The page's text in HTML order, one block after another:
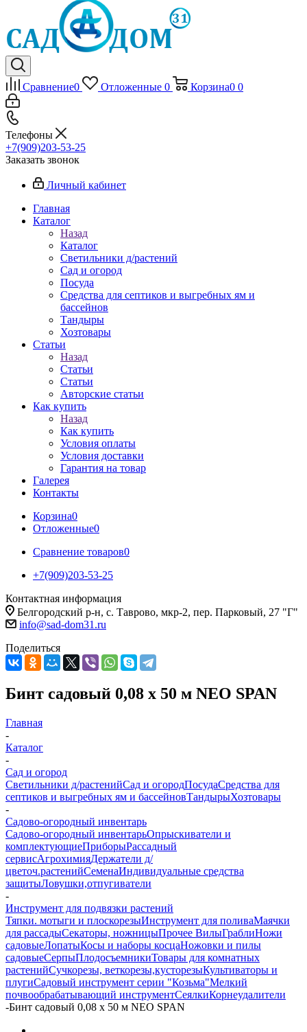
Сравнение0 Отложенные 0 Корзина0 0
Телефоны
+7(909)203-53-25
Заказать звонок
Личный кабинет
Главная
Каталог
Назад
Каталог
Светильники д/растений
Сад и огород
Посуда
Средства для септиков и выгребных ям и
бассейнов
Тандыры
Хозтовары
Статьи
Назад
Статьи
Статьи
Авторские статьи
Как купить
Назад
Как купить
Условия оплаты
Условия доставки
Гарантия на товар
Галерея
Контакты
Корзина0
Отложенные0
Сравнение товаров0
+7(909)203-53-25
Контактная информация
Белгородский р-н, с. Таврово, мкр-2, пер. Парковый, 27 "Г"
info@sad-dom31.ru
Поделиться
Бинт садовый 0,08 х 50 м NEO SPAN
Главная
-
Каталог
-
Сад и огород
Светильники д/растенийСад и огородПосудаСредства для
септиков и выгребных ям и бассейновТандырыХозтовары
-
Садово-огородный инвентарь
Садово-огородный инвентарьОпрыскиватели и
комплектующиеПриборыРассадный
сервисАгрохимияДержатели д/
цветоч.растенийСеменаИндивидуальные средства
защитыЛовушки,отпугиватели
-
Инструмент для подвязки растений
Тяпки. мотыги и плоскорезыИнструмент для поливаМаячки
для рассадыСекаторы, ножницыПрочее ВилыГраблиНожи
садовыеЛопатыКосы и наборы косцаНожовки и пилы
садовыеСерпыПлодосъемникиТовары для комнатных
растенийСучкорезы, веткорезы,кусторезыКультиваторы и
плугиСадовый инструмент серии "Козьма"Мелкий
почвообрабатывающий инструментСеялкиКорнеудалители
-Бинт садовый 0,08 х 50 м NEO SPAN